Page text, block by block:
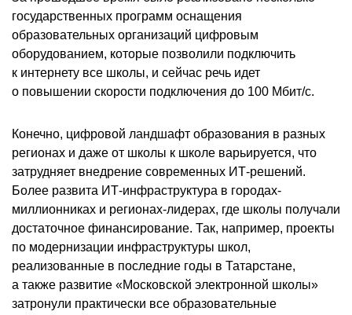
государственных программ оснащения
образовательных организаций цифровым
оборудованием, которые позволили подключить
к интернету все школы, и сейчас речь идет
о повышении скорости подключения до 100 Мбит/с.
Конечно, цифровой ландшафт образования в разных
регионах и даже от школы к школе варьируется, что
затрудняет внедрение современных ИТ-решений.
Более развита ИТ-инфраструктура в городах-
миллионниках и регионах-лидерах, где школы получали
достаточное финансирование. Так, например, проекты
по модернизации инфраструктуры школ,
реализованные в последние годы в Татарстане,
а также развитие «Московской электронной школы»
затронули практически все образовательные